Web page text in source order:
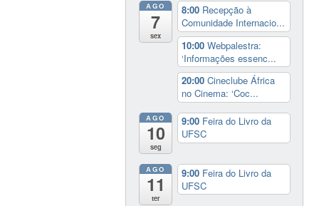
AGO
7
sex
8:00 Recepção à
Comunidade Internacio...
10:00Webpalestra:
‘Informações essenc...
20:00Cineclube África
no Cinema: ‘Coc...
AGO
10
seg
9:00 Feira do Livro da
UFSC
AGO
11
ter
9:00 Feira do Livro da
UFSC